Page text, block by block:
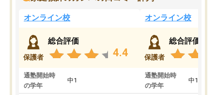
オンライン校
保護者
総合評価
4.4
通塾開始時
の学年
中1
オンライン校
保護者
総合評価
通塾開始時
の学年
中1